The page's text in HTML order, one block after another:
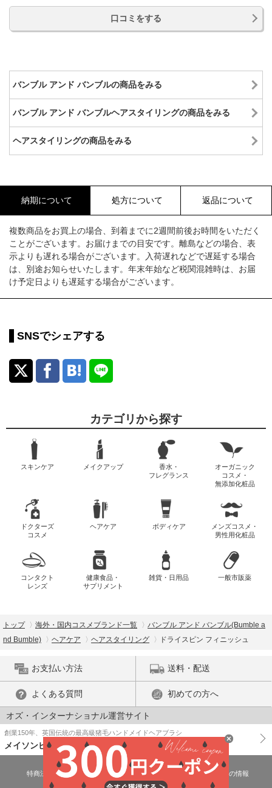
口コミをする
バンブル アンド バンブルの商品をみる
バンブル アンド バンブルヘアスタイリングの商品をみる
ヘアスタイリングの商品をみる
納期について 処方について 返品について
複数商品をお買上の場合、到着までに2週間前後お時間をいただく
ことがございます。お届けまでの目安です。離島などの場合、表
示よりも遅れる場合がございます。入荷遅れなどで遅延する場合
は、別途お知らせいたします。年末年始など税関混雑時は、お届
け予定日よりも遅延する場合がございます。
SNSでシェアする
カテゴリから探す
スキンケア メイクアップ
香水・
フレグランス
オーガニック
コスメ・
無添加化粧品
ドクターズ
コスメ
ヘアケア ボディケア
メンズコスメ・
男性用化粧品
コンタクト
レンズ
健康食品・
サプリメント
雑貨・日用品 一般市販薬
トップ 海外・国内コスメブランド一覧
バンブル アンド バンブル(Bumble a
nd Bumble)
ヘアケア ヘアスタイリング ドライスピン フィニッシュ
お支払い方法 送料・配送
よくある質問 初めての方へ
オズ・インターナショナル運営サイト
創業150年、英国伝統の最高級猪毛ハンドメイドヘアブラシ
メイソンピアソン
特商法に基づく表示 プライバシーポリシー
医薬品販売許可証の情報
ご利用規約
PC版で表示